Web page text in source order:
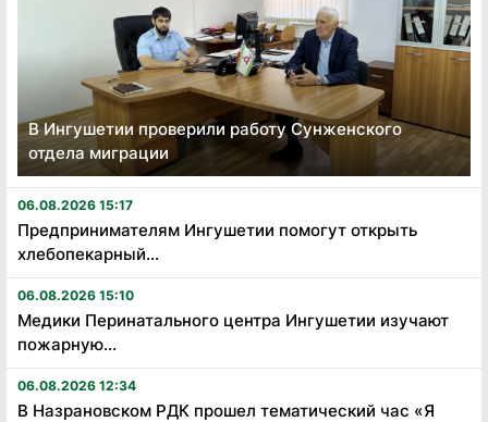
В Ингушетии проверили работу Сунженского
отдела миграции
06.08.2026 15:17
Предпринимателям Ингушетии помогут открыть
хлебопекарный...
06.08.2026 15:10
Медики Перинатального центра Ингушетии изучают
пожарную...
06.08.2026 12:34
В Назрановском РДК прошел тематический час «Я